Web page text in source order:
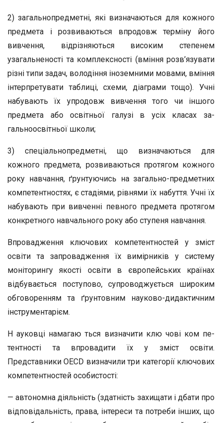
2) загальнопредметні, які визначаються для кожного
предмета і розвиваються впродовж терміну його
вивчення, відрізняються високим степенем
узагальненості та комп­лексності (вміння розв’язувати
різні типи задач, володіння іноземними мовами, вміння
інтерпретувати таблиці, схеми, діаграми тощо). Учні
набувають їх упродовж вивчення того чи іншого
предмета або освітньої галузі в усіх класах за­
гальноосвітньої школи;
3) спеціальнопредметні, що визначаються для
кожного предмета, розвиваються протягом кожного
року навчання, ґрунтуючись на загально-предметних
компетентностях, є стадіями, рівнями їх набуття. Учні їх
набувають при вив­ченні певного предмета протягом
конкретного навчального року або ступеня навчання.
Впровадження ключових компетентностей у зміст
осві­ти та запровадження їх вимірників у систему
моніторингу якості освіти в європейських країнах
відбувається по­ступово, супроводжується широким
обговоренням та ґрун­товним науково-дидактичним
інструментарієм.
Н ауковці намагаю ться визначити клю чові ком пе­
тентності та впровадити їх у зміст освіти.
Представники OECD визначили три категорії ключових
компетентностей особистості:
— автономна діяльність (здатність захищати і дбати про
відповідальність, права, інтереси та потреби інших, що